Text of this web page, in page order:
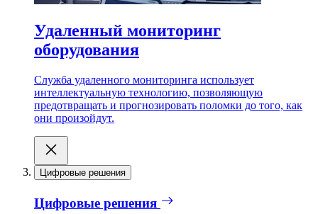
Удаленный мониторинг
оборудования
Служба удаленного мониторинга использует
интеллектуальную технологию, позволяющую
предотвращать и прогнозировать поломки до того, как
они произойдут.
Цифровые решения
Цифровые решения